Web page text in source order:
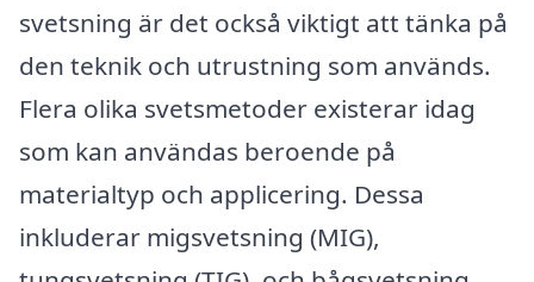
svetsning är det också viktigt att tänka på
den teknik och utrustning som används.
Flera olika svetsmetoder existerar idag
som kan användas beroende på
materialtyp och applicering. Dessa
inkluderar migsvetsning (MIG),